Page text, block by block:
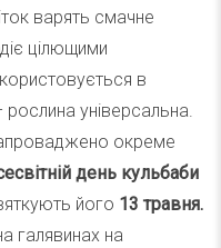
варять смачне
цілющими
в
універсальна.
окреме
день кульбаби
його 13 травня.
галявинах на